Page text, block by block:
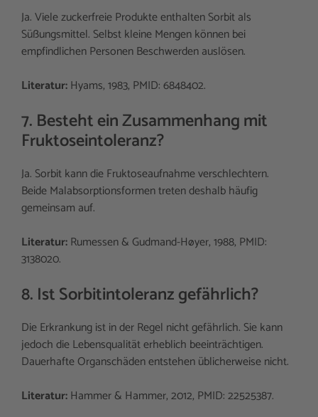
Ja. Viele zuckerfreie Produkte enthalten Sorbit als
Süßungsmittel. Selbst kleine Mengen können bei
empfindlichen Personen Beschwerden auslösen.
Literatur:Hyams, 1983, PMID: 6848402.
7. Besteht ein Zusammenhang mit
Fruktoseintoleranz?
Ja. Sorbit kann die Fruktoseaufnahme verschlechtern.
Beide Malabsorptionsformen treten deshalb häufig
gemeinsam auf.
Literatur:Rumessen & Gudmand-Høyer, 1988, PMID:
3138020.
8. Ist Sorbitintoleranz gefährlich?
Die Erkrankung ist in der Regel nicht gefährlich. Sie kann
jedoch die Lebensqualität erheblich beeinträchtigen.
Dauerhafte Organschäden entstehen üblicherweise nicht.
Literatur:Hammer & Hammer, 2012, PMID: 22525387.